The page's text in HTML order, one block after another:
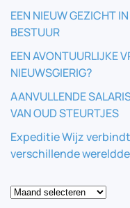
EEN NIEUW GEZICHT
BESTUUR
EEN AVONTUURLIJKE
NIEUWSGIERIG?
AANVULLENDE
VAN OUD STEURTJES
Expeditie Wijz
verschillende
Blog